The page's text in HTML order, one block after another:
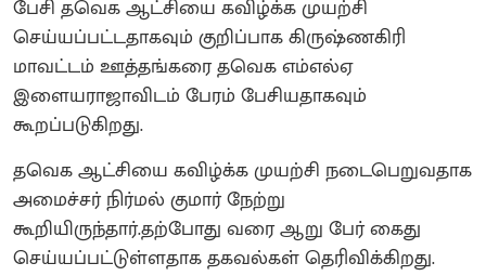
பேசி தவெக ஆட்சியை கவிழ்க்க முயற்சி
செய்யப்பட்டதாகவும் குறிப்பாக கிருஷ்ணகிரி
மாவட்டம் ஊத்தங்கரை தவெக எம்எல்ஏ
இளையராஜாவிடம் பேரம் பேசியதாகவும்
கூறப்படுகிறது.
தவெக ஆட்சியை கவிழ்க்க முயற்சி நடைபெறுவதாக
அமைச்சர் நிர்மல் குமார் நேற்று
கூறியிருந்தார்.தற்போது வரை ஆறு பேர் கைது
செய்யப்பட்டுள்ளதாக தகவல்கள் தெரிவிக்கிறது.